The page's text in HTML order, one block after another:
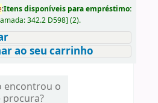
:Itens disponíveis para empréstimo:
342.2 D598] (2).
ao seu carrinho
encontrou o
procura?